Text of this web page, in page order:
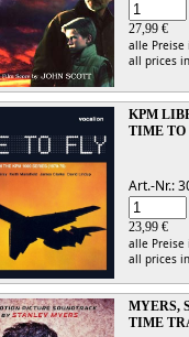
27,99 €
alle
all prices
KPM
TIME TO
Art.-Nr.:
23,99 €
alle
all prices
MYERS,
TIME